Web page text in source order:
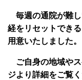
毎週の通院が難し
経をリセットでき
用意いたしました。
ご自身の地域やス
ジより詳細をご覧く